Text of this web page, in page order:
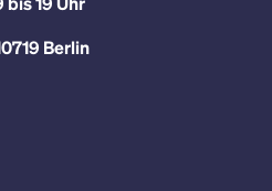
bis 19 Uhr
Berlin